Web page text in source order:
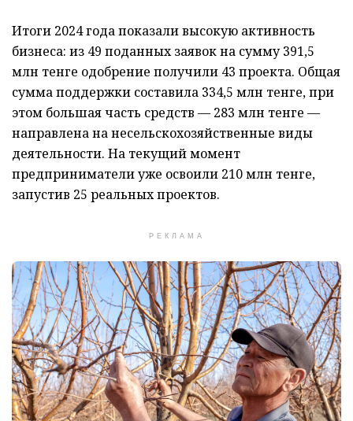
Итоги 2024 года показали высокую активность
бизнеса: из 49 поданных заявок на сумму 391,5
млн тенге одобрение получили 43 проекта. Общая
сумма поддержки составила 334,5 млн тенге, при
этом большая часть средств — 283 млн тенге —
направлена на несельскохозяйственные виды
деятельности. На текущий момент
предприниматели уже освоили 210 млн тенге,
запустив 25 реальных проектов.
РЕКЛАМА